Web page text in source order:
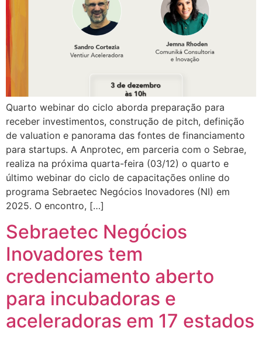
Quarto webinar do ciclo aborda preparação para
receber investimentos, construção de pitch, definição
de valuation e panorama das fontes de financiamento
para startups. A Anprotec, em parceria com o Sebrae,
realiza na próxima quarta-feira (03/12) o quarto e
último webinar do ciclo de capacitações online do
programa Sebraetec Negócios Inovadores (NI) em
2025. O encontro, […]
Sebraetec Negócios
Inovadores tem
credenciamento aberto
para incubadoras e
aceleradoras em 17 estados